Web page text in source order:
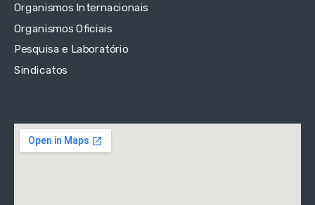
Organismos Internacionais
Organismos Oficiais
Pesquisa e Laboratório
Sindicatos